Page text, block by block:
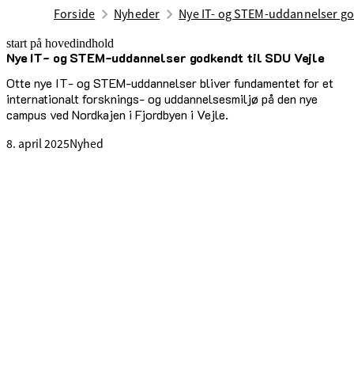
Forside Nyheder Nye IT- og STEM-uddannelser
start på hovedindhold
Nye IT- og STEM-uddannelser godkendt til SDU Vejle
Otte nye IT- og STEM-uddannelser bliver fundamentet for et
internationalt forsknings- og uddannelsesmiljø på den nye
campus ved Nordkajen i Fjordbyen i Vejle.
8. april 2025Nyhed
senest opdateret 22. april 2025